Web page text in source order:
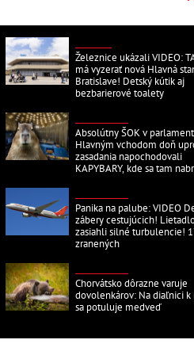
Železnice ukázali VIDEO:
má vyzerať nová Hlavná
Bratislave! Detský kútik aj
bezbarierové toalety
Absolútny ŠOK v
Hlavným vchodom doň
zasadania napochodovali
KAPYBARY, kde sa tam
Panika na palube: VIDEO
zábery cestujúcich!
zasiahli silné turbulencie!
zranených
Chorvátsko dôrazne varuje
dovolenkárov: Na diaľnici k
sa potuluje medveď